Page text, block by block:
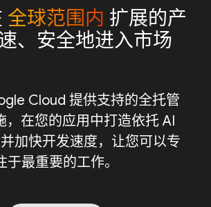
全球范围内 扩展的产
、安全地进入市场
Cloud 提供支持的全托管
，在您的应用中打造依托 AI
加快开发速度，让您可以专
于最重要的工作。